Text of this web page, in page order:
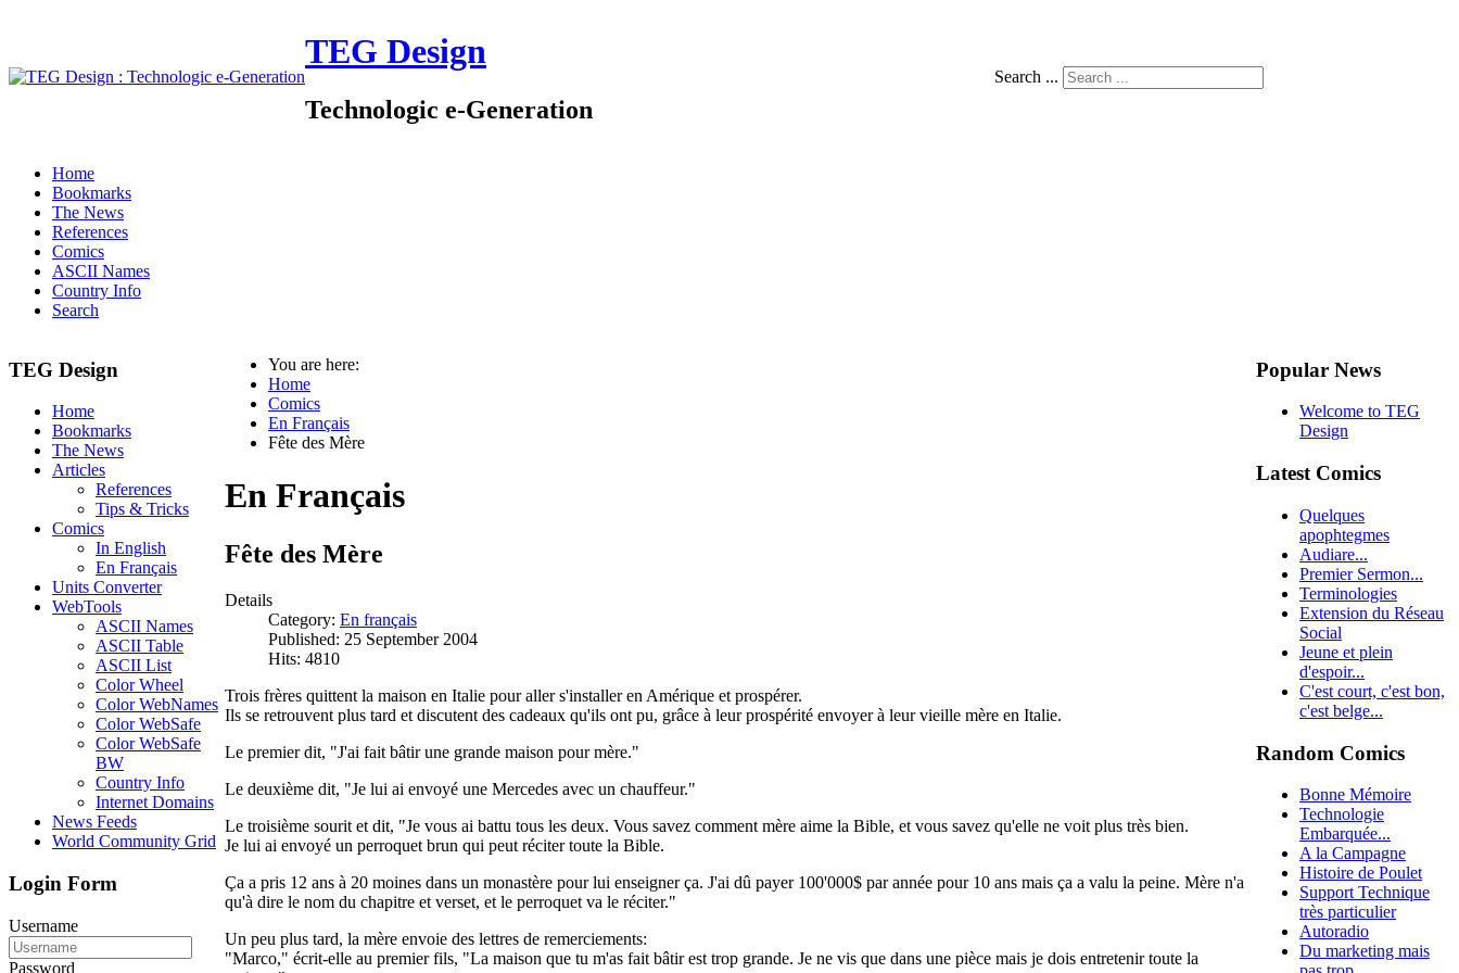
TEG Design
Technologic e-Generation
Search ...
Home
Bookmarks
The News
References
Comics
ASCII Names
Country Info
Search
TEG Design
Home
Bookmarks
The News
Articles
References
Tips & Tricks
Comics
In English
En Français
Units Converter
WebTools
ASCII Names
ASCII Table
ASCII List
Color Wheel
Color WebNames
Color WebSafe
Color WebSafe
BW
Country Info
Internet Domains
News Feeds
World Community Grid
Login Form
Username
Password
You are here:
Home
Comics
En Français
Fête des Mère
En Français
Fête des Mère
Details
Category: En français
Published: 25 September 2004
Hits: 4810
Trois frères quittent la maison en Italie pour aller s'installer en Amérique et prospérer.
Ils se retrouvent plus tard et discutent des cadeaux qu'ils ont pu, grâce à leur prospérité envoyer à leur vieille mère en Italie.
Le premier dit, "J'ai fait bâtir une grande maison pour mère."
Le deuxième dit, "Je lui ai envoyé une Mercedes avec un chauffeur."
Le troisième sourit et dit, "Je vous ai battu tous les deux. Vous savez comment mère aime la Bible, et vous savez qu'elle ne voit plus très bien.
Je lui ai envoyé un perroquet brun qui peut réciter toute la Bible.
Ça a pris 12 ans à 20 moines dans un monastère pour lui enseigner ça. J'ai dû payer 100'000$ par année pour 10 ans mais ça a valu la peine. Mère n'a
qu'à dire le nom du chapitre et verset, et le perroquet va le réciter."
Un peu plus tard, la mère envoie des lettres de remerciements:
"Marco," écrit-elle au premier fils, "La maison que tu m'as fait bâtir est trop grande. Je ne vis que dans une pièce mais je dois entretenir toute la
Popular News
Welcome to TEG
Design
Latest Comics
Quelques
apophtegmes
Audiare...
Premier Sermon...
Terminologies
Extension du Réseau
Social
Jeune et plein
d'espoir...
C'est court, c'est bon,
c'est belge...
Random Comics
Bonne Mémoire
Technologie
Embarquée...
A la Campagne
Histoire de Poulet
Support Technique
très particulier
Autoradio
Du marketing mais